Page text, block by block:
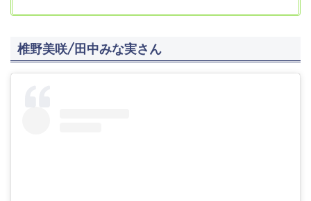
椎野美咲/田中みな実さん